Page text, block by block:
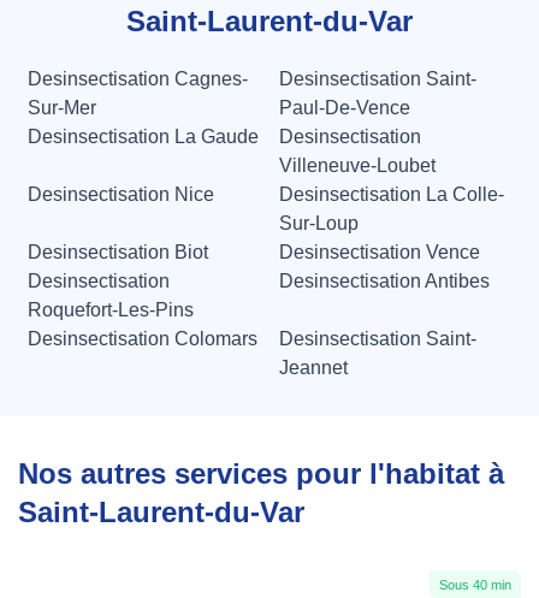
Saint-Laurent-du-Var
Desinsectisation Cagnes-
Sur-Mer
Desinsectisation Saint-
Paul-De-Vence
Desinsectisation La Gaude
Desinsectisation
Villeneuve-Loubet
Desinsectisation Nice
Desinsectisation La Colle-
Sur-Loup
Desinsectisation Biot
Desinsectisation Vence
Desinsectisation
Roquefort-Les-Pins
Desinsectisation Antibes
Desinsectisation Colomars
Desinsectisation Saint-
Jeannet
Nos autres services pour l'habitat à
Saint-Laurent-du-Var
Sous 40 min